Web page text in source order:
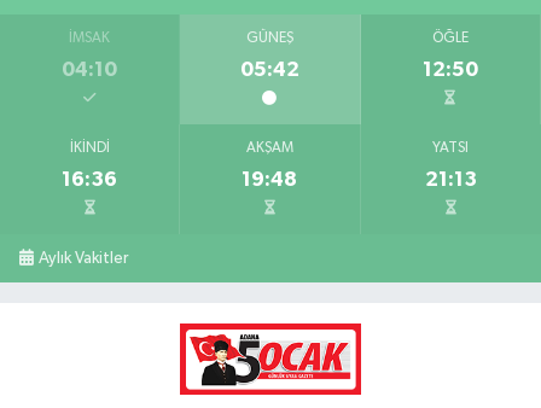
İMSAK
04:10
GÜNEŞ
05:42
ÖĞLE
12:50
İKINDI
16:36
AKŞAM
19:48
YATSI
21:13
Aylık Vakitler